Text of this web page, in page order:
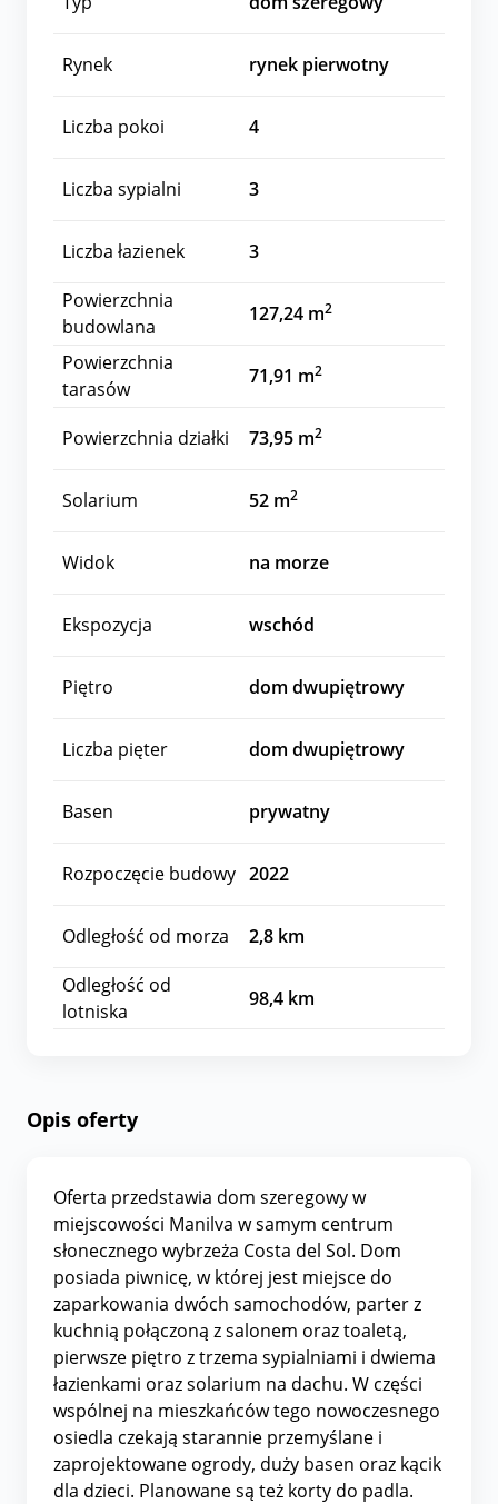
Rynek rynek pierwotny
Liczba pokoi 4
Liczba sypialni 3
Liczba łazienek
3
Powierzchnia
budowlana
127,24 m2
Powierzchnia
tarasów
71,91 m2
Powierzchnia działki 73,95 m2
Solarium 52 m2
Widok na morze
Ekspozycja wschód
Piętro dom dwupiętrowy
Liczba pięter dom dwupiętrowy
Basen prywatny
Rozpoczęcie budowy 2022
Odległość od morza 2,8 km
Odległość od
lotniska
98,4 km
Opis oferty
Oferta przedstawia dom szeregowy w
miejscowości Manilva w samym centrum
słonecznego wybrzeża Costa del Sol. Dom
posiada piwnicę, w której jest miejsce do
zaparkowania dwóch samochodów, parter z
kuchnią połączoną z salonem oraz toaletą,
pierwsze piętro z trzema sypialniami i dwiema
łazienkami oraz solarium na dachu. W części
wspólnej na mieszkańców tego nowoczesnego
osiedla czekają starannie przemyślane i
zaprojektowane ogrody, duży basen oraz kącik
dla dzieci. Planowane są też korty do padla.